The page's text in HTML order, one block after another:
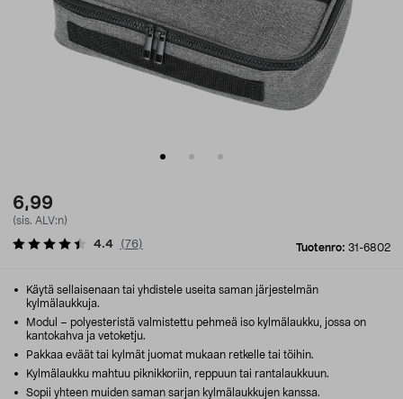
6,99
(sis. ALV:n)
Tuotenro: 31-6802
4.4 (76)
Käytä sellaisenaan tai yhdistele useita saman järjestelmän
kylmälaukkuja.
Modul – polyesteristä valmistettu pehmeä iso kylmälaukku, jossa on
kantokahva ja vetoketju.
Pakkaa eväät tai kylmät juomat mukaan retkelle tai töihin.
Kylmälaukku mahtuu piknikkoriin, reppuun tai rantalaukkuun.
Sopii yhteen muiden saman sarjan kylmälaukkujen kanssa.